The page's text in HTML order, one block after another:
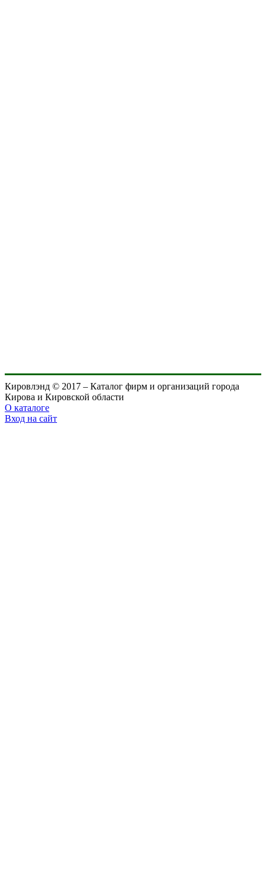
Кировлэнд © 2017 – Каталог фирм и организаций города
Кирова и Кировской области
О каталоге
Вход на сайт